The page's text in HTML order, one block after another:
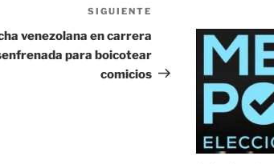
entrada
SIGUIENTE
venezolana en carrera
para boicotear
comicios